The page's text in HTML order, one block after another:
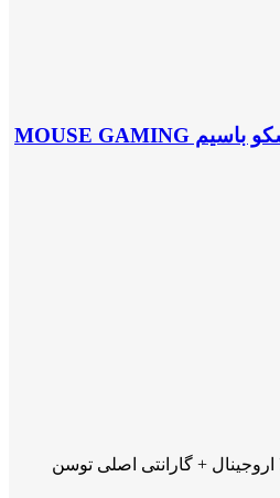
ماوس مخصوص بازی تسکو باسیم MOUSE GAMING
+ گارانتی اصلی توسن